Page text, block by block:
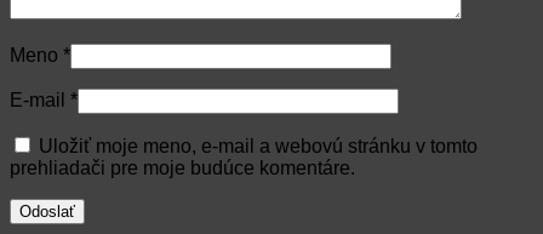
Meno *
E-mail *
Uložiť moje meno, e-mail a webovú stránku v tomto
prehliadači pre moje budúce komentáre.